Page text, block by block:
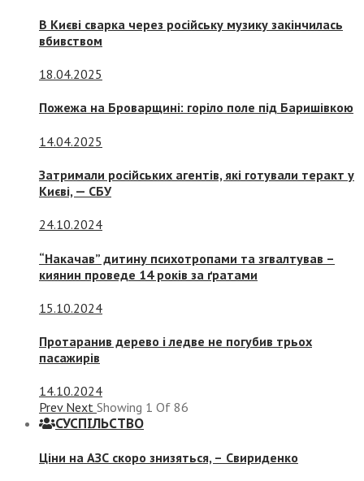
В Києві сварка через російську музику закінчилась
вбивством
18.04.2025
Пожежа на Броварщині: горіло поле під Баришівкою
14.04.2025
Затримали російських агентів, які готували теракт у
Києві, — СБУ
24.10.2024
“Накачав” дитину психотропами та згвалтував –
киянин проведе 14 років за ґратами
15.10.2024
Протаранив дерево і ледве не погубив трьох
пасажирів
14.10.2024
Prev Next Showing 1 Of 86
СУСПIЛЬСТВО
Ціни на АЗС скоро знизяться, – Свириденко